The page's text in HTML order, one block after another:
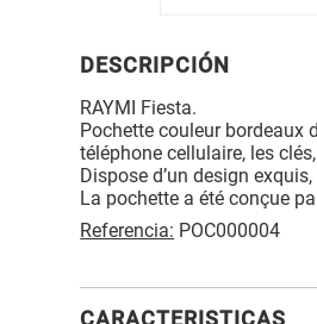
DESCRIPCIÓN
RAYMI Fiesta.
Pochette couleur bordeaux
téléphone cellulaire, les
Dispose d’un design
La pochette a été conçue
Referencia: POC000004
CARACTERISTICAS